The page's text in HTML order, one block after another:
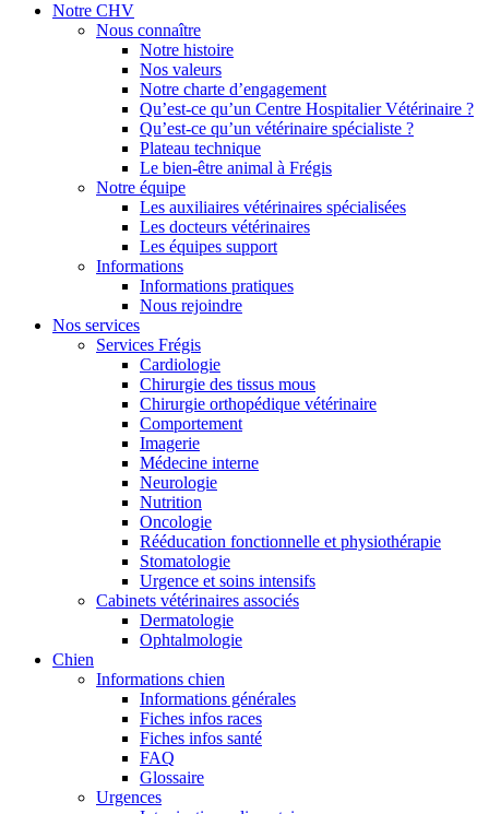
Notre CHV
Nous connaître
Notre histoire
Nos valeurs
Notre charte d’engagement
Qu’est-ce qu’un Centre Hospitalier Vétérinaire ?
Qu’est-ce qu’un vétérinaire spécialiste ?
Plateau technique
Le bien-être animal à Frégis
Notre équipe
Les auxiliaires vétérinaires spécialisées
Les docteurs vétérinaires
Les équipes support
Informations
Informations pratiques
Nous rejoindre
Nos services
Services Frégis
Cardiologie
Chirurgie des tissus mous
Chirurgie orthopédique vétérinaire
Comportement
Imagerie
Médecine interne
Neurologie
Nutrition
Oncologie
Rééducation fonctionnelle et physiothérapie
Stomatologie
Urgence et soins intensifs
Cabinets vétérinaires associés
Dermatologie
Ophtalmologie
Chien
Informations chien
Informations générales
Fiches infos races
Fiches infos santé
FAQ
Glossaire
Urgences